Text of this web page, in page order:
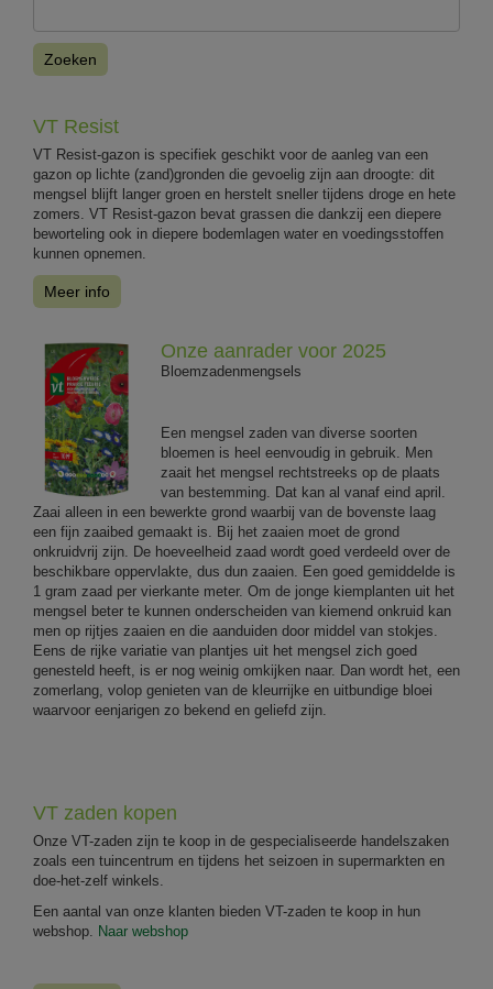
Zoeken
VT Resist
VT Resist-gazon is specifiek geschikt voor de aanleg van een
gazon op lichte (zand)gronden die gevoelig zijn aan droogte: dit
mengsel blijft langer groen en herstelt sneller tijdens droge en hete
zomers. VT Resist-gazon bevat grassen die dankzij een diepere
beworteling ook in diepere bodemlagen water en voedingsstoffen
kunnen opnemen.
Meer info
Onze aanrader voor 2025
Bloemzadenmengsels
Een mengsel zaden van diverse soorten
bloemen is heel eenvoudig in gebruik. Men
zaait het mengsel rechtstreeks op de plaats
van bestemming. Dat kan al vanaf eind april.
Zaai alleen in een bewerkte grond waarbij van de bovenste laag
een fijn zaaibed gemaakt is. Bij het zaaien moet de grond
onkruidvrij zijn. De hoeveelheid zaad wordt goed verdeeld over de
beschikbare oppervlakte, dus dun zaaien. Een goed gemiddelde is
1 gram zaad per vierkante meter. Om de jonge kiemplanten uit het
mengsel beter te kunnen onderscheiden van kiemend onkruid kan
men op rijtjes zaaien en die aanduiden door middel van stokjes.
Eens de rijke variatie van plantjes uit het mengsel zich goed
genesteld heeft, is er nog weinig omkijken naar. Dan wordt het, een
zomerlang, volop genieten van de kleurrijke en uitbundige bloei
waarvoor eenjarigen zo bekend en geliefd zijn.
VT zaden kopen
Onze VT-zaden zijn te koop in de gespecialiseerde handelszaken
zoals een tuincentrum en tijdens het seizoen in supermarkten en
doe-het-zelf winkels.
Een aantal van onze klanten bieden VT-zaden te koop in hun
webshop.
Naar webshop